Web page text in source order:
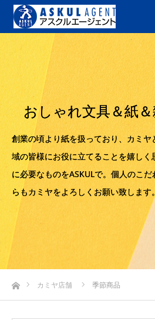
おしゃれ文具＆紙
創業の頃より紙を扱っており、カミ
域の皆様にお役に立てることを嬉し
に必要なものをASKULで。個人のこ
らもカミヤをよろしくお願い致します
ホームカミヤ店舗 季節商品